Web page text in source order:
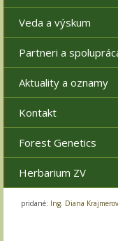
Veda a výskum
Partneri a
Aktuality a oznamy
Kontakt
Forest Genetics
Herbarium ZV
pridané: Ing. Diana